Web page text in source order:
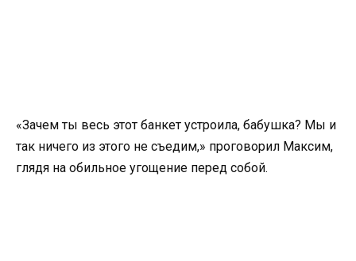
«Зачем ты весь этот банкет устроила, бабушка? Мы и
так ничего из этого не съедим,» проговорил Максим,
глядя на обильное угощение перед собой.